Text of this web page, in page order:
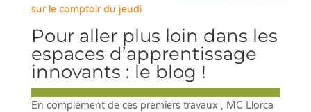
sur le comptoir du jeudi
Pour aller plus loin dans les
espaces d’apprentissage
innovants : le blog !
En complément de ces premiers travaux , MC Llorca